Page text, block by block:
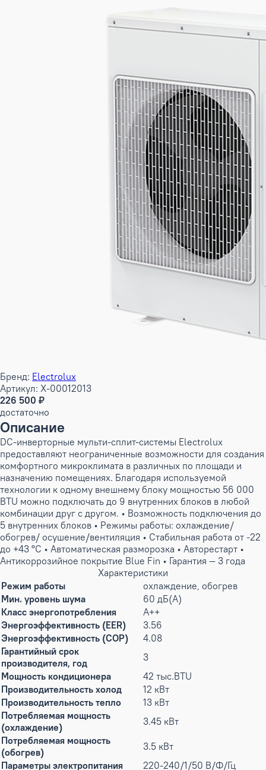
Бренд: Electrolux
Артикул: X-00012013
226 500 ₽
достаточно
Описание
DC-инверторные мульти-сплит-системы Electrolux
предоставляют неограниченные возможности для создания
комфортного микроклимата в различных по площади и
назначению помещениях. Благодаря используемой
технологии к одному внешнему блоку мощностью 56 000
BTU можно подключать до 9 внутренних блоков в любой
комбинации друг с другом. • Возможность подключения до
5 внутренних блоков • Режимы работы: охлаждение/
обогрев/ осушение/вентиляция • Стабильная работа от -22
до +43 °C • Автоматическая разморозка • Авторестарт •
Антикоррозийное покрытие Blue Fin • Гарантия — 3 года
Характеристики
Режим работы
охлаждение, обогрев
Мин. уровень шума
60 дБ(А)
Класс энергопотребления
A++
Энергоэффективность (EER)
3.56
Энергоэффективность (COP)
4.08
Гарантийный срок
производителя, год
3
Мощность кондиционера
42 тыс.BTU
Производительность холод
12 кВт
Производительность тепло
13 кВт
Потребляемая мощность
(охлаждение)
3.45 кВт
Потребляемая мощность
(обогрев)
3.5 кВт
Параметры электропитания
220-240/1/50 В/Ф/Гц